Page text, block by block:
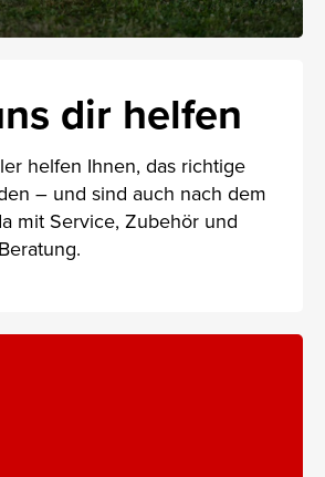
dir helfen
helfen Ihnen, das richtige
– und sind auch nach dem
mit Service, Zubehör und